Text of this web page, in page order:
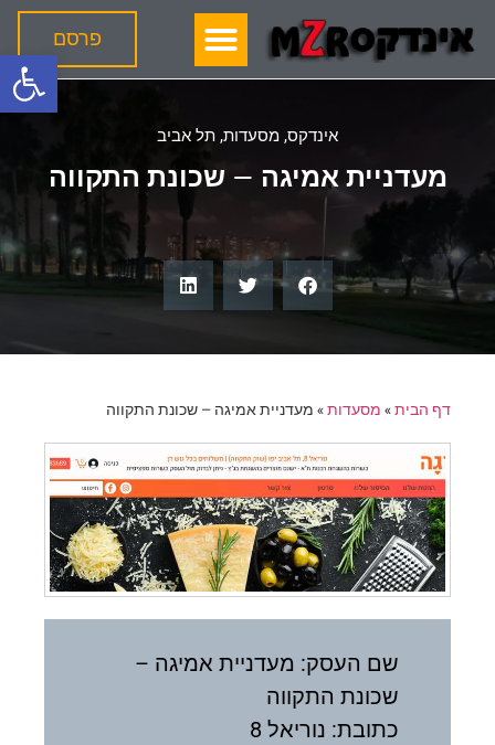
פרסם
אינדקס, מסעדות, תל אביב
מעדניית אמיגה – שכונת התקווה
דף הבית» מסעדות» מעדניית אמיגה – שכונת התקווה
שם העסק: מעדניית אמיגה –
שכונת התקווה
כתובת: נוריאל 8